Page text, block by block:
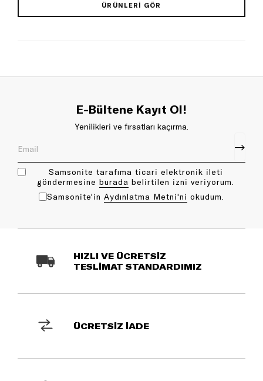
ÜRÜNLERI GÖR
E-Bültene Kayıt Ol!
Yenilikleri ve fırsatları kaçırma.
Samsonite tarafıma ticari elektronik ileti
göndermesine bu rada belirtilen izni veriyorum.
Samsonite'in Aydınlatma Metni'ni okudum.
HIZLI VE ÜCRETSİZ
TESLİMAT STANDARDIMIZ
ÜCRETSİZ İADE